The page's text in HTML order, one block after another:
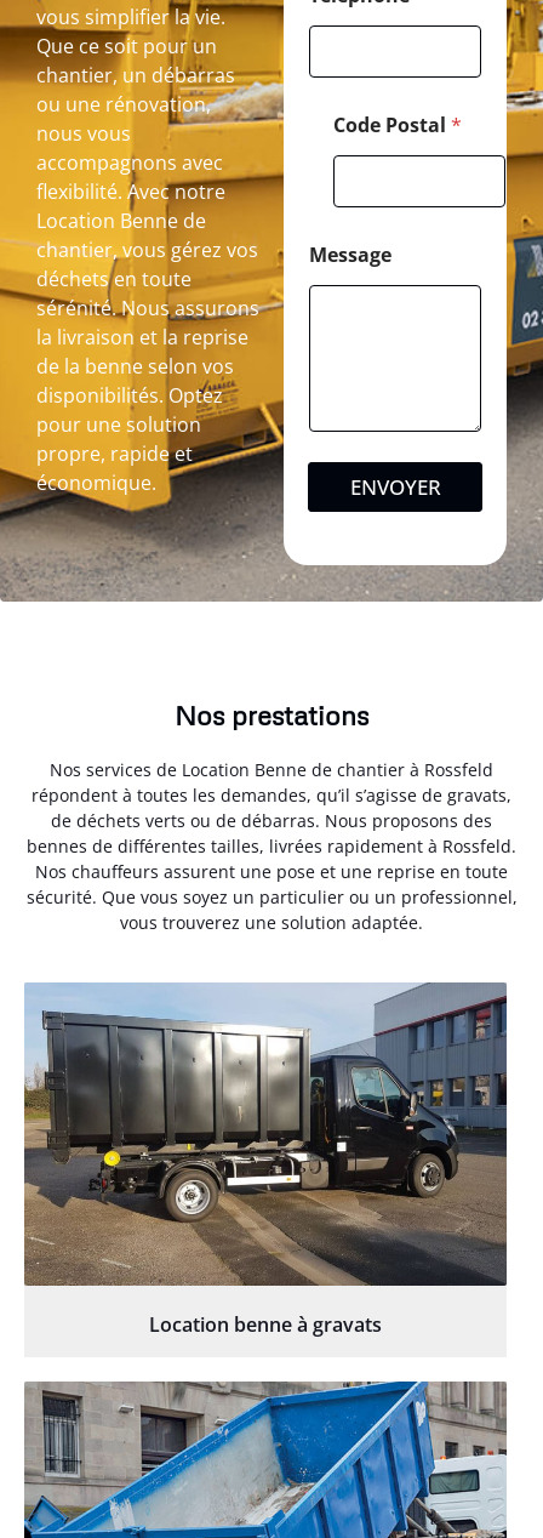
vous simplifier la vie.
Que ce soit pour un
chantier, un débarras
ou une rénovation,
nous vous
accompagnons avec
flexibilité. Avec notre
Location Benne de
chantier, vous gérez vos
déchets en toute
sérénité. Nous assurons
la livraison et la reprise
de la benne selon vos
disponibilités. Optez
pour une solution
propre, rapide et
économique.
Code Postal *
Message
ENVOYER
Nos prestations
Nos services de Location Benne de chantier à Rossfeld
répondent à toutes les demandes, qu’il s’agisse de gravats,
de déchets verts ou de débarras. Nous proposons des
bennes de différentes tailles, livrées rapidement à Rossfeld.
Nos chauffeurs assurent une pose et une reprise en toute
sécurité. Que vous soyez un particulier ou un professionnel,
vous trouverez une solution adaptée.
Location benne à gravats